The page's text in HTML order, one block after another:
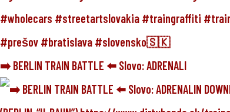
➡️ BERLIN TRAIN BATTLE ⬅️ Slovo: ADRENALI